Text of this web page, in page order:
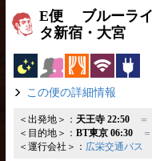
E便 ブルーラ
タ新宿・大宮
夜行バス女性安心カーテン
無線
この便の詳細情報
＜出発地＞： 天王寺 22:50＝
＜目的地＞： BT東京 06:30
＜運行会社＞： 広栄交通バス